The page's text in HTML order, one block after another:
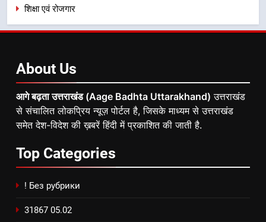
शिक्षा एवं रोजगार
About Us
आगे बढ़ता उत्तराखंड (Aage Badhta Uttarakhand) उत्तराखंड
से संचालित लोकप्रिय न्यूज़ पोर्टल है, जिसके माध्यम से उत्तराखंड
समेत देश-विदेश की ख़बरें हिंदी में प्रकाशित की जाती है.
Top Categories
! Без рубрики
31867 05.02